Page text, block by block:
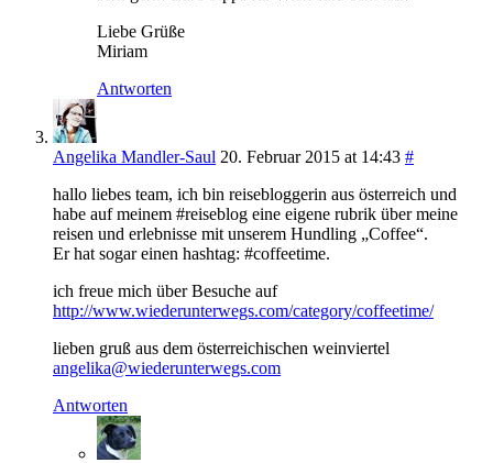
Liebe Grüße
Miriam
Antworten
Angelika Mandler-Saul 20. Februar 2015 at 14:43 #
hallo liebes team, ich bin reisebloggerin aus österreich und
habe auf meinem #reiseblog eine eigene rubrik über meine
reisen und erlebnisse mit unserem Hundling „Coffee“.
Er hat sogar einen hashtag: #coffeetime.
ich freue mich über Besuche auf
http://www.wiederunterwegs.com/category/coffeetime/
lieben gruß aus dem österreichischen weinviertel
angelika@wiederunterwegs.com
Antworten